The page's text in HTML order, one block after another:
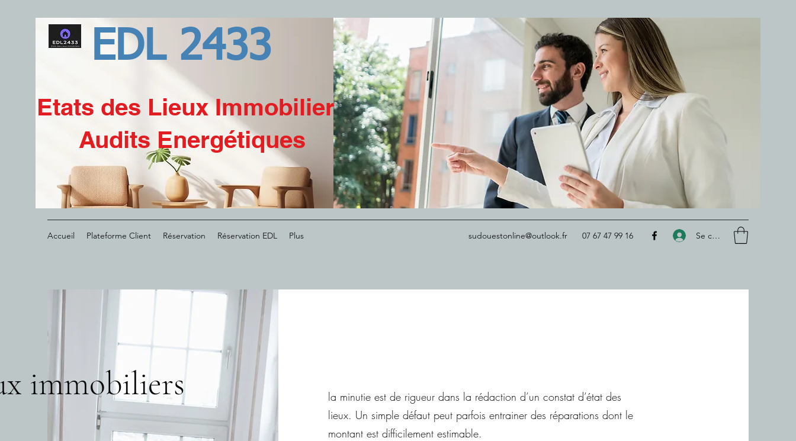
EDL 2433
Etats des Lieux Immobiliers
Audits Energétiques
Accueil Plateforme Client Réservation Réservation EDL Plus sudouestonline@outlook.fr 07 67 47 99 16 Se connecter
la minutie est de rigueur dans la rédaction d’un constat d’état des
lieux. Un simple défaut peut parfois entrainer des réparations dont le
montant est difficilement estimable.
immobiliers